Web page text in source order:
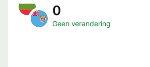
0
Geen verandering